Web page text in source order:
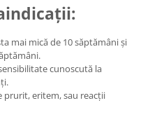
mai mică de 10 săptămâni și
cunoscută la
prurit, eritem, sau reacții